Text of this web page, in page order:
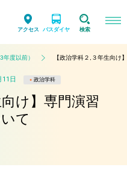
アクセス バスダイヤ 検索
度以前） 【政治学科２,３年生向け
11日 政治学科
向け】専門演習
て